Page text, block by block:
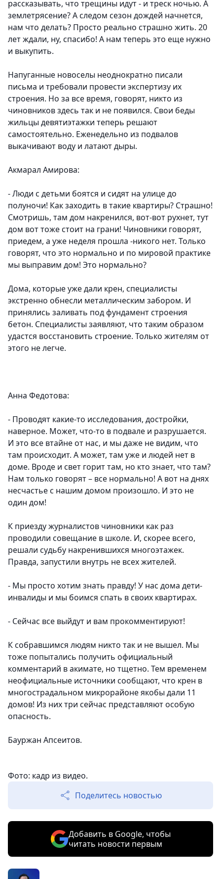
рассказывать, что трещины идут - и треск ночью. А
землетрясение? А следом сезон дождей начнется,
нам что делать? Просто реально страшно жить. 20
лет ждали, ну, спасибо! А нам теперь это еще нужно
и выкупить.
Напуганные новоселы неоднократно писали
письма и требовали провести экспертизу их
строения. Но за все время, говорят, никто из
чиновников здесь так и не появился. Свои беды
жильцы девятиэтажки теперь решают
самостоятельно. Еженедельно из подвалов
выкачивают воду и латают дыры.
Акмарал Амирова:
- Люди с детьми боятся и сидят на улице до
полуночи! Как заходить в такие квартиры? Страшно!
Смотришь, там дом накренился, вот-вот рухнет, тут
дом вот тоже стоит на грани! Чиновники говорят,
приедем, а уже неделя прошла -никого нет. Только
говорят, что это нормально и по мировой практике
мы выправим дом! Это нормально?
Дома, которые уже дали крен, специалисты
экстренно обнесли металлическим забором. И
принялись заливать под фундамент строения
бетон. Специалисты заявляют, что таким образом
удастся восстановить строение. Только жителям от
этого не легче.
Анна Федотова:
- Проводят какие-то исследования, достройки,
наверное. Может, что-то в подвале и разрушается.
И это все втайне от нас, и мы даже не видим, что
там происходит. А может, там уже и людей нет в
доме. Вроде и свет горит там, но кто знает, что там?
Нам только говорят – все нормально! А вот на днях
несчастье с нашим домом произошло. И это не
один дом!
К приезду журналистов чиновники как раз
проводили совещание в школе. И, скорее всего,
решали судьбу накренившихся многоэтажек.
Правда, запустили внутрь не всех жителей.
- Мы просто хотим знать правду! У нас дома дети-
инвалиды и мы боимся спать в своих квартирах.
- Сейчас все выйдут и вам прокомментируют!
К собравшимся людям никто так и не вышел. Мы
тоже попытались получить официальный
комментарий в акимате, но тщетно. Тем временем
неофициальные источники сообщают, что крен в
многострадальном микрорайоне якобы дали 11
домов! Из них три сейчас представляют особую
опасность.
Бауржан Апсеитов.
Фото: кадр из видео.
Поделитесь новостью
Добавить в Google, чтобы
читать новости первым